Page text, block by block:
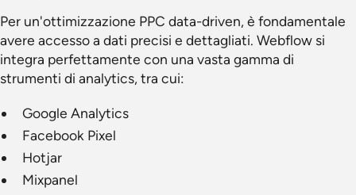
Per un'ottimizzazione PPC data-driven, è fondamentale
avere accesso a dati precisi e dettagliati. Webflow si
integra perfettamente con una vasta gamma di
strumenti di analytics, tra cui:
Google Analytics
Facebook Pixel
Hotjar
Mixpanel